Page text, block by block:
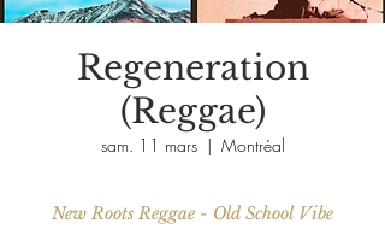
Regeneration
(Reggae)
sam. 11 mars
  |
Montréal
New Roots Reggae - Old School Vibe